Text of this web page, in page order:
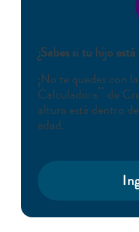
¿Sabes si tu hijo
¡No te quedes con
Calculadora** de
altura está dentro
edad.